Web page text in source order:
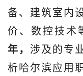
备、建筑室内
价、数控技术
年， 涉及的专
析哈尔滨应用